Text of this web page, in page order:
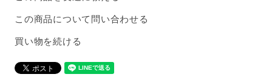
この商品について問い合わせる
買い物を続ける